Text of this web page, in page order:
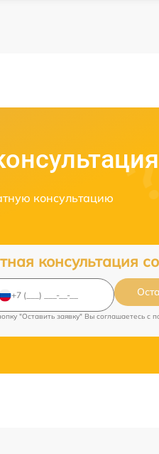
консультацию
консультация
"Оставить заявку" Вы соглашаетесь c